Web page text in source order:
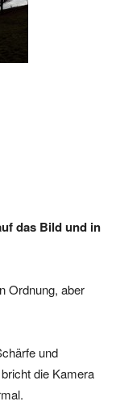
das Bild und in
Ordnung, aber
und
die Kamera